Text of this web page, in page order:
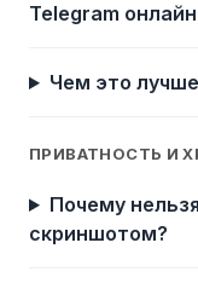
Telegram
Чем это
ПРИВАТНОСТЬ И
Почему
скриншотом?